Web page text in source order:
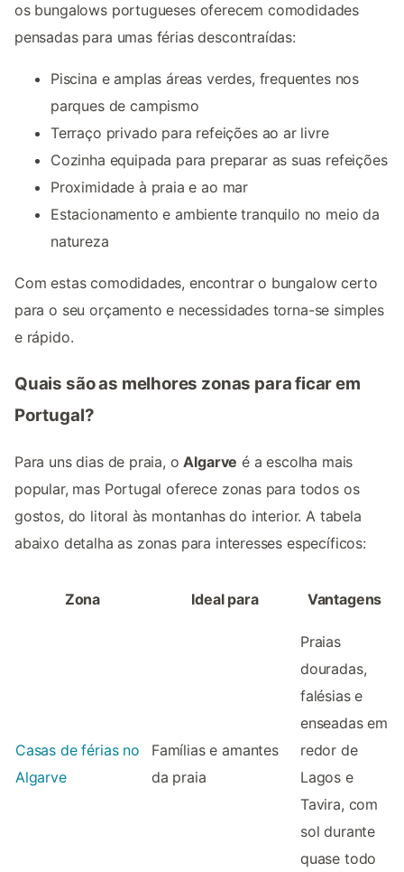
os bungalows portugueses oferecem comodidades
pensadas para umas férias descontraídas:
Piscina e amplas áreas verdes, frequentes nos
parques de campismo
Terraço privado para refeições ao ar livre
Cozinha equipada para preparar as suas refeições
Proximidade à praia e ao mar
Estacionamento e ambiente tranquilo no meio da
natureza
Com estas comodidades, encontrar o bungalow certo
para o seu orçamento e necessidades torna-se simples
e rápido.
Quais são as melhores zonas para ficar em
Portugal?
Para uns dias de praia, o Algarve é a escolha mais
popular, mas Portugal oferece zonas para todos os
gostos, do litoral às montanhas do interior. A tabela
abaixo detalha as zonas para interesses específicos:
Zona Ideal para Vantagens
Casas de férias no
Algarve
Famílias e amantes
da praia
Praias
douradas,
falésias e
enseadas em
redor de
Lagos e
Tavira, com
sol durante
quase todo